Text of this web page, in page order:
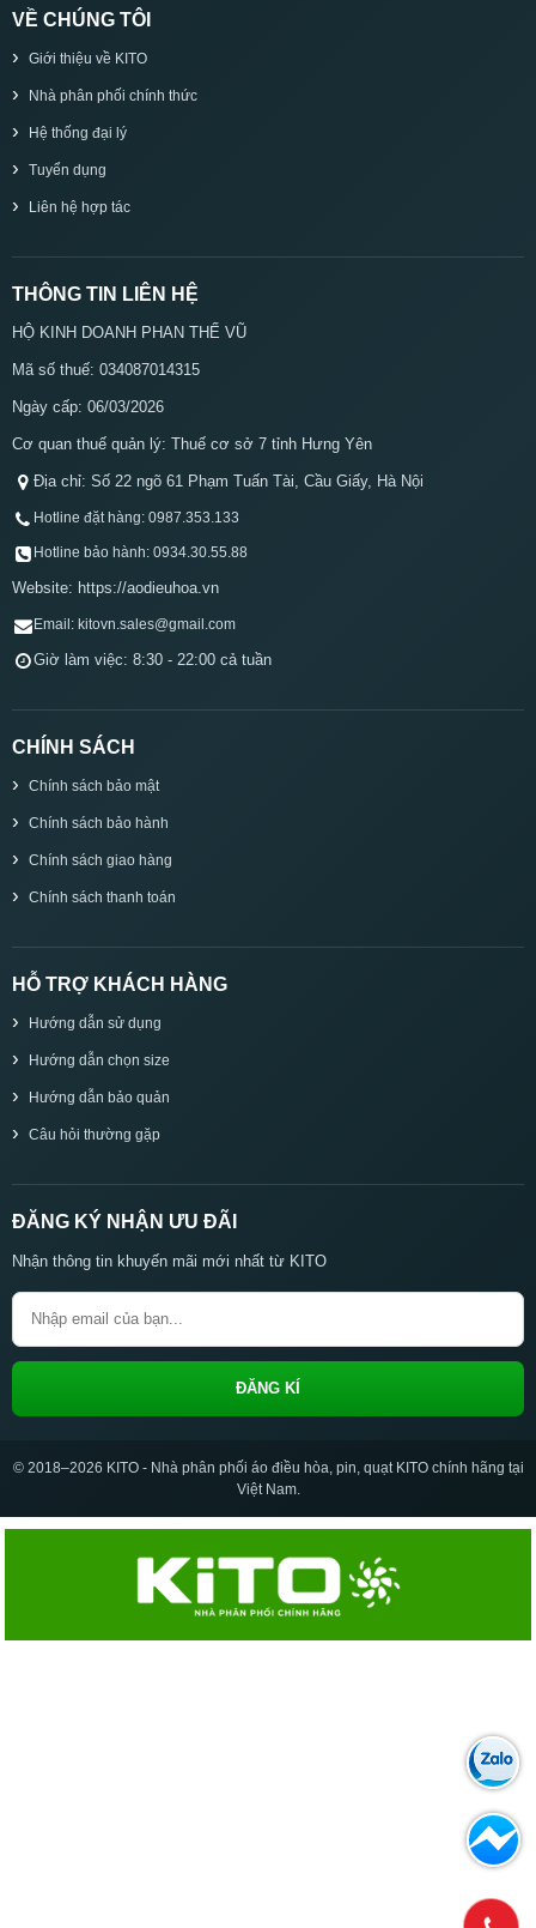
VỀ CHÚNG TÔI
Giới thiệu về KITO
Nhà phân phối chính thức
Hệ thống đại lý
Tuyển dụng
Liên hệ hợp tác
THÔNG TIN LIÊN HỆ
HỘ KINH DOANH PHAN THẾ VŨ
Mã số thuế: 034087014315
Ngày cấp: 06/03/2026
Cơ quan thuế quản lý: Thuế cơ sở 7 tỉnh Hưng Yên
Địa chỉ: Số 22 ngõ 61 Phạm Tuấn Tài, Cầu Giấy, Hà Nội
Hotline đặt hàng: 0987.353.133
Hotline bảo hành: 0934.30.55.88
Website: https://aodieuhoa.vn
Email: kitovn.sales@gmail.com
Giờ làm việc: 8:30 - 22:00 cả tuần
CHÍNH SÁCH
Chính sách bảo mật
Chính sách bảo hành
Chính sách giao hàng
Chính sách thanh toán
HỖ TRỢ KHÁCH HÀNG
Hướng dẫn sử dụng
Hướng dẫn chọn size
Hướng dẫn bảo quản
Câu hỏi thường gặp
ĐĂNG KÝ NHẬN ƯU ĐÃI
Nhận thông tin khuyến mãi mới nhất từ KITO
ĐĂNG KÍ
© 2018–2026 KITO - Nhà phân phối áo điều hòa, pin, quạt KITO chính hãng tại
Việt Nam.